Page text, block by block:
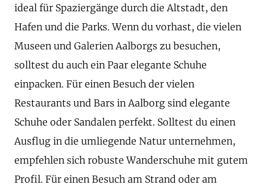
ideal für Spaziergänge durch die Altstadt, den
Hafen und die Parks. Wenn du vorhast, die vielen
Museen und Galerien Aalborgs zu besuchen,
solltest du auch ein Paar elegante Schuhe
einpacken. Für einen Besuch der vielen
Restaurants und Bars in Aalborg sind elegante
Schuhe oder Sandalen perfekt. Solltest du einen
Ausflug in die umliegende Natur unternehmen,
empfehlen sich robuste Wanderschuhe mit gutem
Profil. Für einen Besuch am Strand oder am